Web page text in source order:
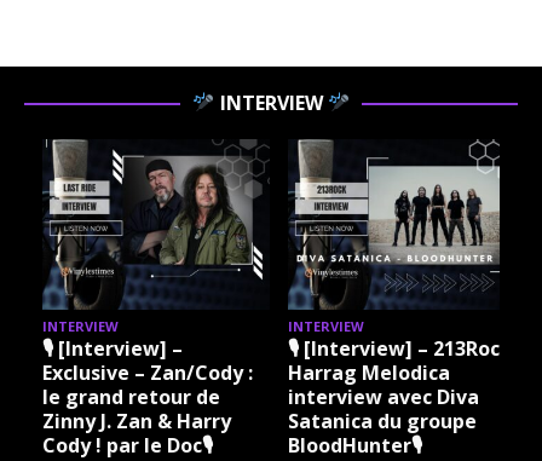
INTERVIEW
INTERVIEW
🎙 [Interview] –
Exclusive – Zan/Cody :
le grand retour de
Zinny J. Zan & Harry
Cody ! par le Doc🎙
INTERVIEW
🎙 [Interview] – 213Rock
Harrag Melodica
interview avec Diva
Satanica du groupe
BloodHunter🎙